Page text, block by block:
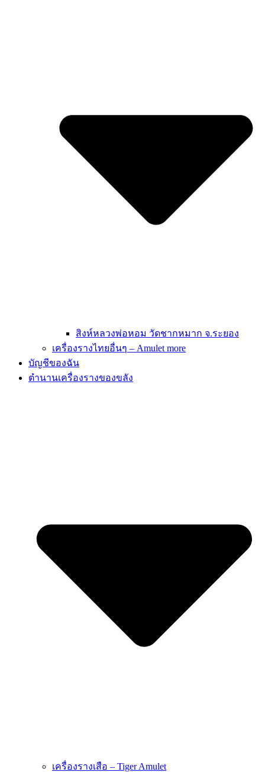
สิงห์หลวงพ่อหอม วัดชากหมาก จ.ระยอง
เครื่องรางไทยอื่นๆ – Amulet more
บัญชีของฉัน
ตำนานเครื่องรางของขลัง
เครื่องรางเสือ – Tiger Amulet